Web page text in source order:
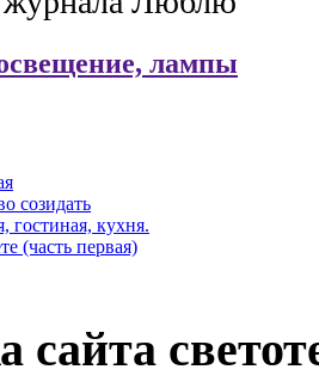
лампы
созидать
кухня.
(часть первая)
сайта